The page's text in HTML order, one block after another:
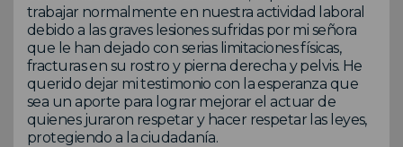
trabajar normalmente en nuestra actividad laboral
debido a las graves lesiones sufridas por mi señora
que le han dejado con serias limitaciones físicas,
fracturas en su rostro y pierna derecha y pelvis. He
querido dejar mi testimonio con la esperanza que
sea un aporte para lograr mejorar el actuar de
quienes juraron respetar y hacer respetar las leyes,
protegiendo a la ciudadanía.